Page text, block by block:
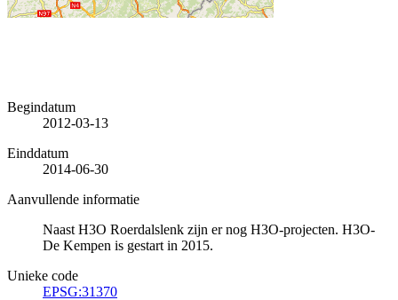
Begindatum
2012-03-13
Einddatum
2014-06-30
Aanvullende informatie
Naast H3O Roerdalslenk zijn er nog H3O-projecten. H3O-
De Kempen is gestart in 2015.
Unieke code
EPSG:31370